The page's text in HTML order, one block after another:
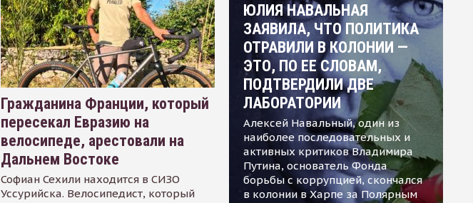
Гражданина Франции, который
пересекал Евразию на
велосипеде, арестовали на
Дальнем Востоке
Софиан Сехили находится в СИЗО
Уссурийска. Велосипедист, который
ЮЛИЯ НАВАЛЬНАЯ
ЗАЯВИЛА, ЧТО ПОЛИТИКА
ОТРАВИЛИ В КОЛОНИИ —
ЭТО, ПО ЕЕ СЛОВАМ,
ПОДТВЕРДИЛИ ДВЕ
ЛАБОРАТОРИИ
Алексей Навальный, один из
наиболее последовательных и
активных критиков Владимира
Путина, основатель Фонда
борьбы с коррупцией, скончался
в колонии в Харпе за Полярным